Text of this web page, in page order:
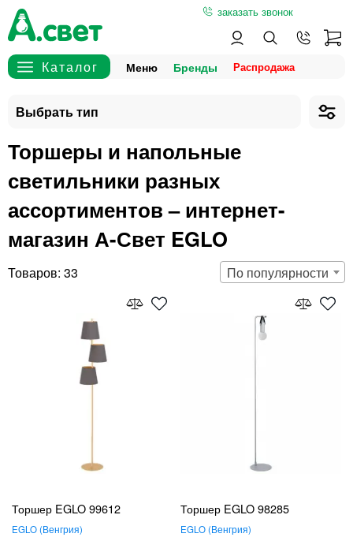
заказать звонок
Меню Бренды
Торшеры и напольные
светильники разных
ассортиментов – интернет-
магазин А-Свет EGLO
33 По популярности
Торшер EGLO 99612
EGLO Венгрия
Торшер EGLO 98285
EGLO Венгрия